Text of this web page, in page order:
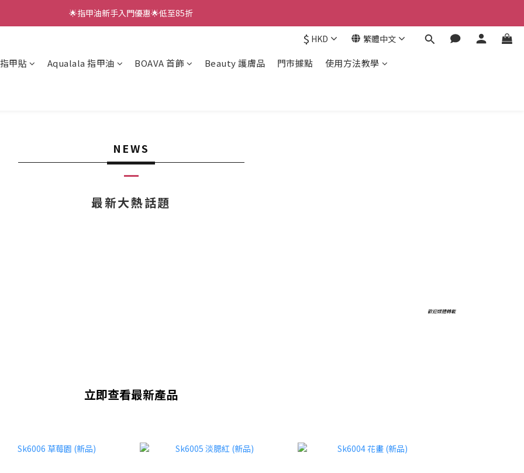
🌟指甲油新手入門優惠🌟低至85折
🌟指甲油新手入門優惠🌟低至85折
🌟指甲油新手入門優惠🌟低至85折
$ HKD 繁體中文
甲貼 Aqualala 指甲油 BOAVA 首飾 Beauty 護膚品 門市據點 使用方法教學
NEWS
最新大熱話題
歡迎媒體轉載
立即查看最新產品